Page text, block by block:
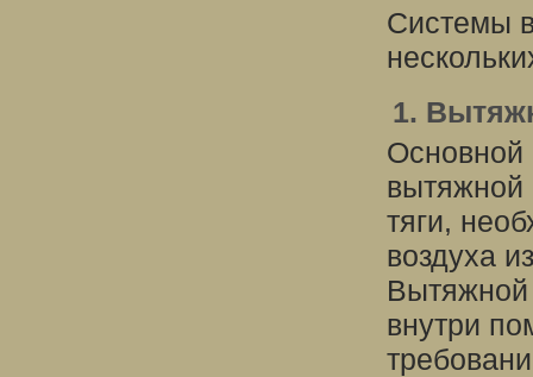
Системы
1.
Основной
вытяжной
тяги,
воздуха
Вытяжной
внутри